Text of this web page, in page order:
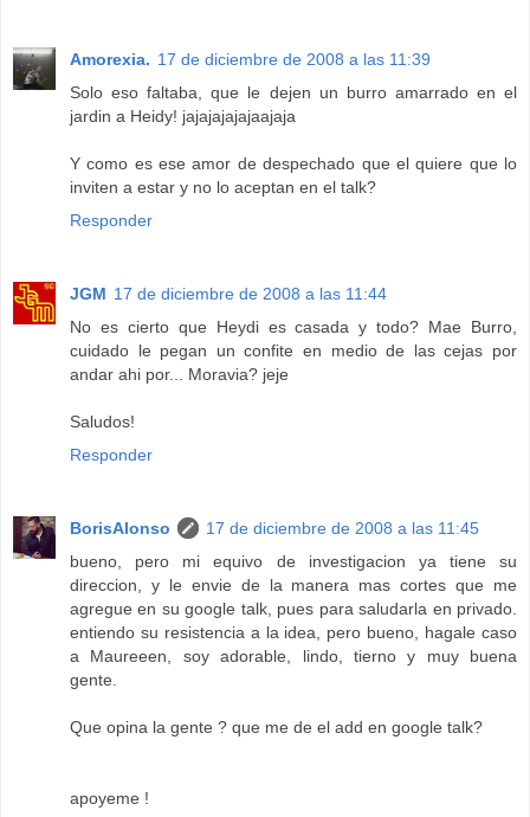
Amorexia. 17 de diciembre de 2008 a las 11:39
Solo eso faltaba, que le dejen un burro amarrado en el
jardin a Heidy! jajajajajajaajaja
Y como es ese amor de despechado que el quiere que lo
inviten a estar y no lo aceptan en el talk?
Responder
JGM 17 de diciembre de 2008 a las 11:44
No es cierto que Heydi es casada y todo? Mae Burro,
cuidado le pegan un confite en medio de las cejas por
andar ahi por... Moravia? jeje
Saludos!
Responder
BorisAlonso
17 de diciembre de 2008 a las 11:45
bueno, pero mi equivo de investigacion ya tiene su
direccion, y le envie de la manera mas cortes que me
agregue en su google talk, pues para saludarla en privado.
entiendo su resistencia a la idea, pero bueno, hagale caso
a Maureeen, soy adorable, lindo, tierno y muy buena
gente.
Que opina la gente ? que me de el add en google talk?
apoyeme !